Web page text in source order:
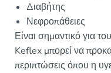
Διαβήτης
Νεφροπάθειες
Είναι σημαντικό για
Keflex μπορεί να
περιπτώσεις όπου η